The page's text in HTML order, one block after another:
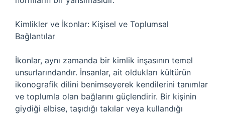
Kimlikler ve İkonlar: Kişisel ve Toplumsal
Bağlantılar
İkonlar, aynı zamanda bir kimlik inşasının temel
unsurlarındandır. İnsanlar, ait oldukları kültürün
ikonografik dilini benimseyerek kendilerini tanımlar
ve toplumla olan bağlarını güçlendirir. Bir kişinin
giydiği elbise, taşıdığı takılar veya kullandığı